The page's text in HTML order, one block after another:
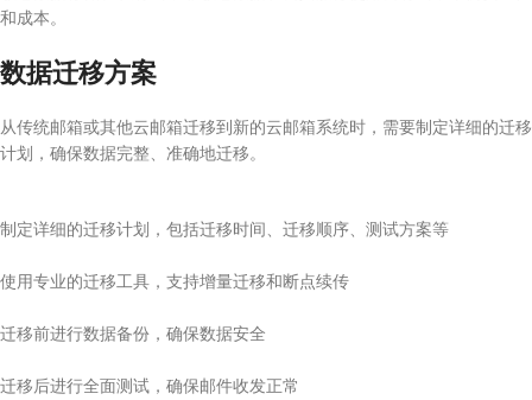
和成本。
数据迁移方案
从传统邮箱或其他云邮箱迁移到新的云邮箱系统时，需要制定详细的迁移
计划，确保数据完整、准确地迁移。
制定详细的迁移计划，包括迁移时间、迁移顺序、测试方案等
使用专业的迁移工具，支持增量迁移和断点续传
迁移前进行数据备份，确保数据安全
迁移后进行全面测试，确保邮件收发正常